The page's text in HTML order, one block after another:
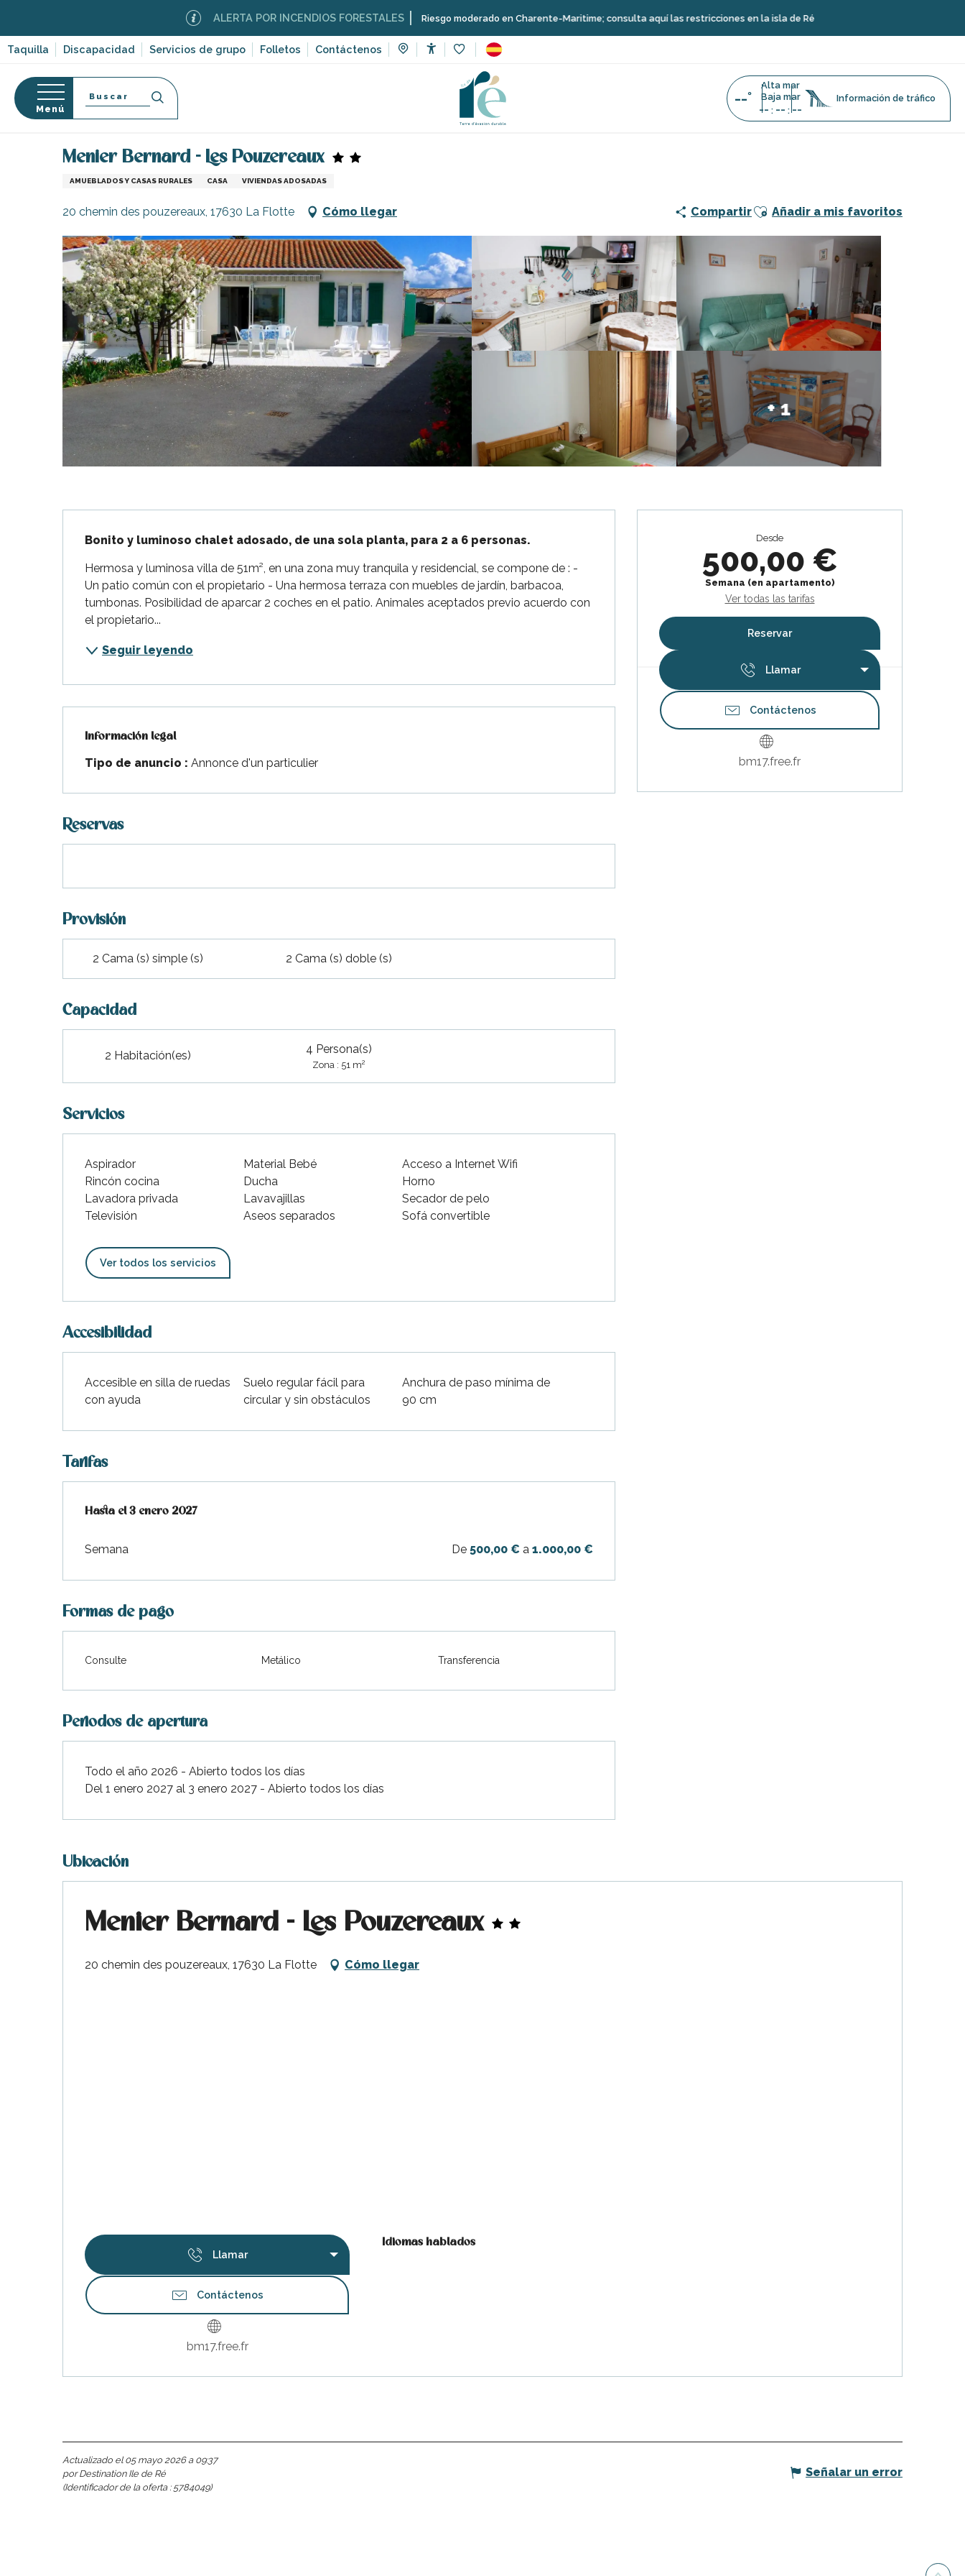
contenu
principal
Taquilla Discapacidad Servicios de grupo Folletos Contáctenos
ALERTA POR INCENDIOS FORESTALES Riesgo moderado en Charente-Maritime; consulta aquí las restricciones en la isla de Ré
Plage-en-
Portes-en-Ré
Martin-de-Ré
Menú
Buscar --°
Alta mar
Baja mar
-- : -- : --
Información de tráfico
Página Web Menier Bernard - Les Pouzereaux
Menier Bernard - Les Pouzereaux
AMUEBLADOS Y CASAS RURALES CASA VIVIENDAS ADOSADAS
20 chemin des pouzereaux, 17630 La Flotte Cómo llegar CompartirAjouter aux favoris
Añadir a mis favoritos
+ 1
Desde
500,00 €
Semana (en apartamento)
Ver todas las tarifas
Reservar
Llamar
Contáctenos
bm17.free.fr
Bonito y luminoso chalet adosado, de una sola planta, para 2 a 6 personas.
Hermosa y luminosa villa de 51m², en una zona muy tranquila y residencial, se compone de : -
Un patio común con el propietario - Una hermosa terraza con muebles de jardín, barbacoa,
tumbonas. Posibilidad de aparcar 2 coches en el patio. Animales aceptados previo acuerdo con
el propietario...
Seguir leyendo
Información legal
Información legal
Tipo de anuncio : Annonce d'un particulier
Reservas
Provisión
2 Cama (s) simple (s) 2 Cama (s) doble (s)
Capacidad
2 Habitación(es) 4 Persona(s)
Zona : 51 m2
Servicios
Aspirador Material Bebé
Acceso a Internet Wifi
Rincón cocina
Ducha
Horno
Lavadora privada
Lavavajillas
Secador de pelo
Televisión
Aseos separados Sofá convertible
Ver todos los servicios
Accesibilidad
Accesible en silla de ruedas
con ayuda
Suelo regular fácil para
circular y sin obstáculos
Anchura de paso mínima de
90 cm
Tarifas
Desde 1 enero 2026hasta
Hasta el3 enero 2027
Semana De 500,00 € a1.000,00 €
Formas de pago
Consulte Metálico Transferencia
Periodos de apertura
Todo el año 2026 - Abierto todos los días
Del 1 enero 2027 al 3 enero 2027 - Abierto todos los días
Ubicación
Menier Bernard - Les Pouzereaux
20 chemin des pouzereaux, 17630 La Flotte Cómo llegar
Llamar
Contáctenos
bm17.free.fr
Idiomas hablados
Idiomas hablados
Actualizado el 05 mayo 2026 a 09:37
por Destination Ile de Ré
(Identificador de la oferta : 5784049)
Señalar un error